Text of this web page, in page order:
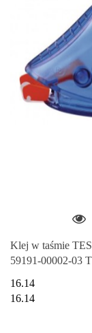
Klej w taśmie
59191-00002-03
16.14
16.14